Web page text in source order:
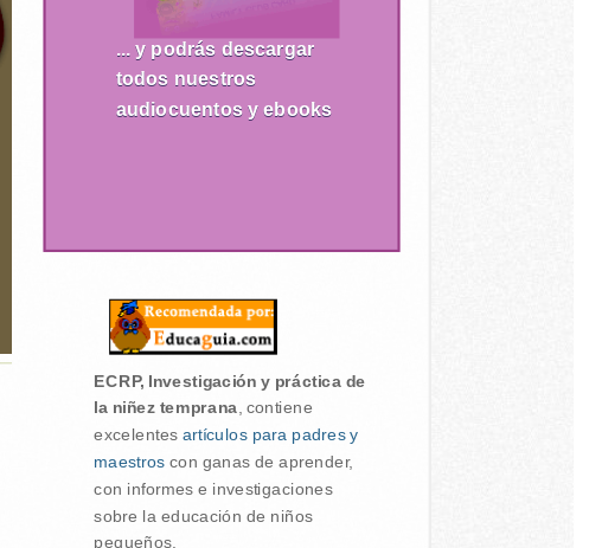
... y podrás descargar
todos nuestros
audiocuentos y ebooks
ECRP, Investigación y práctica de
la niñez temprana, contiene
excelentes artículos para padres y
maestros con ganas de aprender,
con informes e investigaciones
sobre la educación de niños
pequeños.